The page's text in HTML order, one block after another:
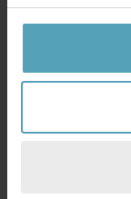
LUCIDE